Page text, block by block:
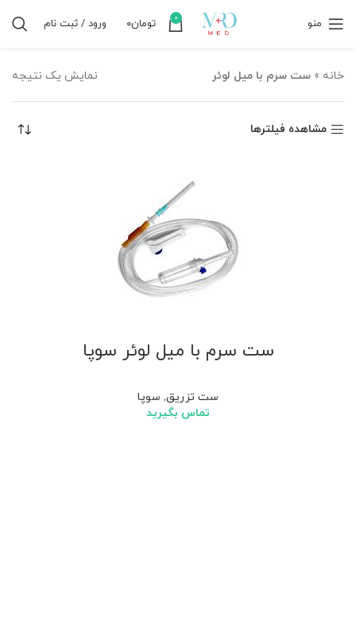
منو 0 تومان۰ ورود / ثبت نام
خانه » ست سرم با میل لوئر نمایش یک نتیجه
مشاهده فیلترها
ست سرم با میل لوئر سوپا
ست تزریق, سوپا
تماس بگیرید